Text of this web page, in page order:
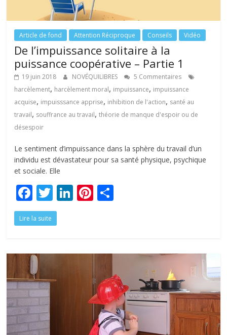
Article de fond Attention Réciproque Conseils Vidéo
De l’impuissance solitaire à la
puissance coopérative – Partie 1
19 juin 2018 NOVÉQUILIBRES
5 Commentaires
harcèlement, harcèlement moral, impuissance, impuissance
acquise, impuisssance apprise, inhibition de l'action, santé au
travail, souffrance au travail,théorie de manque d'espoir ou de
désespoir
Le sentiment d’impuissance dans la sphère du travail d’un
individu est dévastateur pour sa santé physique, psychique
et sociale. Elle
F
ac
e
o
o
k
T
w
itt
Li
dI
n
Pi
st er
Lire la suite